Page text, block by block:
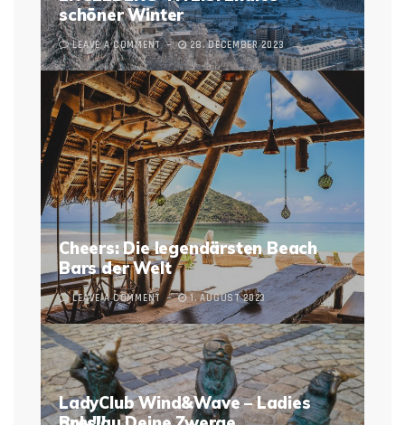
schöner Winter
LEAVE A COMMENT 28. DECEMBER 2023
Cheers: Die legendärsten Beach
Bars der Welt
LEAVE A COMMENT 1. AUGUST 2023
LadyClub Wind&Wave – Ladies